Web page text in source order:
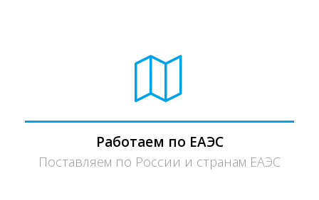
Работаем по ЕАЭС
Поставляем по России и странам ЕАЭС